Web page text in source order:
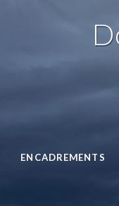
ENCADREMENTS